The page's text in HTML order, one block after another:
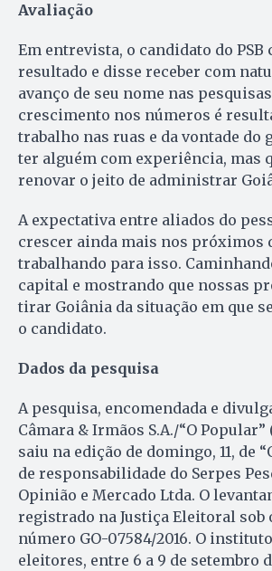
Avaliação
Em entrevista, o candidato do PSB
resultado e disse receber com
avanço de seu nome nas
crescimento nos números é
trabalho nas ruas e da vontade do
ter alguém com experiência, mas
renovar o jeito de administrar
A expectativa entre aliados do
crescer ainda mais nos próximos
trabalhando para isso.
capital e mostrando que nossas
tirar Goiânia da situação em que
o candidato.
Dados da pesquisa
A pesquisa, encomendada e
Câmara & Irmãos S.A./“O
saiu na edição de domingo, 11, de
de responsabilidade do Serpes
Opinião e Mercado Ltda. O
registrado na Justiça Eleitoral sob
número GO-07584/2016. O
eleitores, entre 6 a 9 de setembro